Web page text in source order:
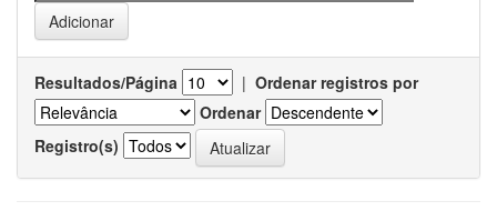
Resultados/Página | Ordenar registros por
Ordenar
Registro(s)